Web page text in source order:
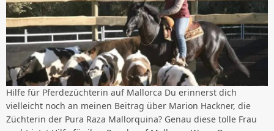
Hilfe für Pferdezüchterin auf Mallorca Du erinnerst dich
vielleicht noch an meinen Beitrag über Marion Hackner, die
Züchterin der Pura Raza Mallorquina? Genau diese tolle Frau